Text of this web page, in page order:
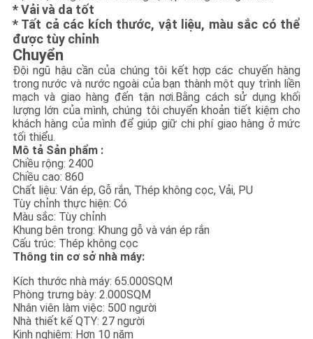
* Vải và da tốt
* Tất cả các kích thước, vật liệu, màu sắc có thể
được tùy chỉnh
Chuyển
Đội ngũ hậu cần của chúng tôi kết hợp các chuyến hàng
trong nước và nước ngoài của bạn thành một quy trình liền
mạch và giao hàng đến tận nơi.Bằng cách sử dụng khối
lượng lớn của mình, chúng tôi chuyển khoản tiết kiệm cho
khách hàng của mình để giúp giữ chi phí giao hàng ở mức
tối thiểu.
Mô tả Sản phẩm :
Chiều rộng: 2400
Chiều cao: 860
Chất liệu: Ván ép, Gỗ rắn, Thép không cọc, Vải, PU
Tùy chỉnh thực hiện: Có
Màu sắc: Tùy chỉnh
Khung bên trong: Khung gỗ và ván ép rắn
Cấu trúc: Thép không cọc
Thông tin cơ sở nhà máy:
Kích thước nhà máy: 65.000SQM
Phòng trưng bày: 2.000SQM
Nhân viên làm việc: 500 người
Nhà thiết kế QTY: 27 người
Kinh nghiệm: Hơn 10 năm